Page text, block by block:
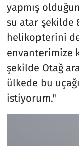
yapmış
su atar şekilde
helikopterini
envanterimize
şekilde Otağ
ülkede bu
istiyorum."